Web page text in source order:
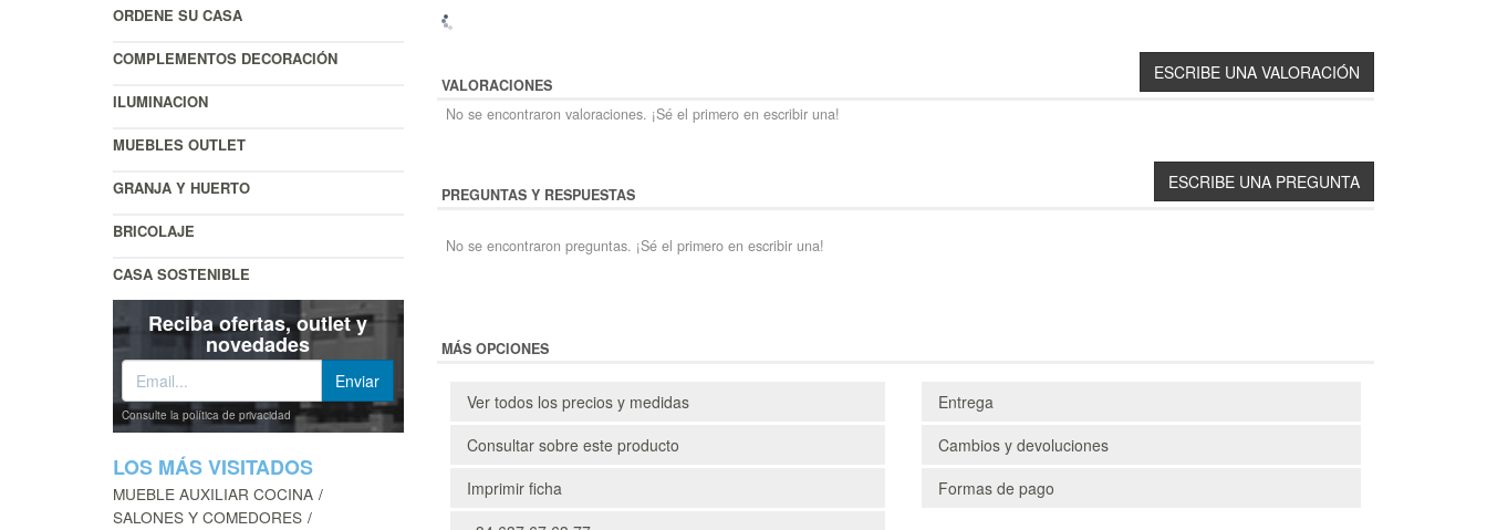
ORDENE SU CASA
COMPLEMENTOS DECORACIÓN
ILUMINACION
MUEBLES OUTLET
GRANJA Y HUERTO
BRICOLAJE
CASA SOSTENIBLE
Reciba ofertas, outlet y
novedades
Consulte la política de privacidad
LOS MÁS VISITADOS
MUEBLE AUXILIAR COCINA
SALONES Y COMEDORES
VALORACIONES
No se encontraron valoraciones. ¡Sé el primero en escribir una!
PREGUNTAS Y RESPUESTAS
No se encontraron preguntas. ¡Sé el primero en escribir una!
MÁS OPCIONES
Ver todos los precios y medidas
Consultar sobre este producto
Imprimir ficha
Entrega
Cambios y devoluciones
Formas de pago